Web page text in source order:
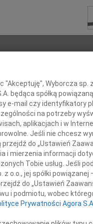
Imię i nazwisko
INNE
07.08.2026
Dziekanie
07.08.2026
Naszej
Jacek
Z wielkim
W dniu 3
Wyborcza sp.
będąca spółką
e-mail czy identyfikatory
na potrzeby
aplikacjach i w
Jeśli nie chcesz
do „Ustawień
i mierzenia informacji
Tobie usług. Jeśli
jej spółki powiązanej
do „Ustawień
i podmiotu, wobec
Prywatności Agora S.A.